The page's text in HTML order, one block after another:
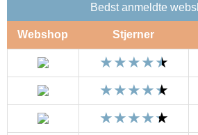
Bedst anmeldte
Webshop Stjerner